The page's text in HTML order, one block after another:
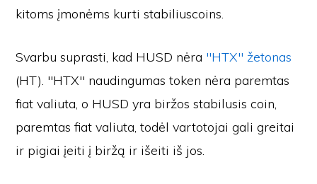
kitoms įmonėms kurti stabiliuscoins.
Svarbu suprasti, kad HUSD nėra "HTX" žetonas
(HT). "HTX" naudingumas token nėra paremtas
fiat valiuta, o HUSD yra biržos stabilusis coin,
paremtas fiat valiuta, todėl vartotojai gali greitai
ir pigiai įeiti į biržą ir išeiti iš jos.